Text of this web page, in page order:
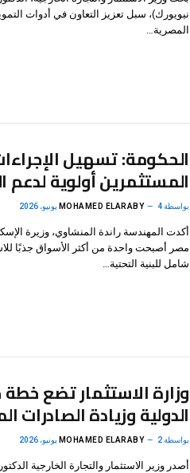
نيويورك)، سبل تعزيز التعاون في أدوات
المصرية…
الحكومة: تسهيل
المستثمرين أولوية لدعم
بواسطة MOHAMED ELARABY 4 يونيو، 2026
أكدت المهندسة راندة المنشاوي، وزيرة
مصر أصبحت واحدة من أكثر الأسواق جذبًا
شامل للبنية التحتية…
وزارة الاستثمار تضع
الدولية وزيادة الصادرات
بواسطة MOHAMED ELARABY 2 يونيو، 2026
أصدر وزير الاستثمار والتجارة الخارجية